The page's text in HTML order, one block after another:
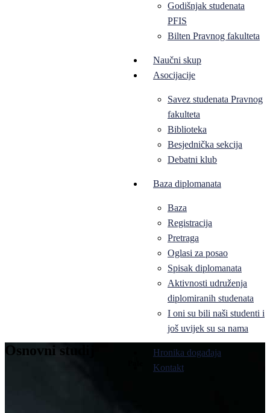
Godišnjak studenata
PFIS
Bilten Pravnog fakulteta
Naučni skup
Asocijacije
Savez studenata Pravnog
fakulteta
Biblioteka
Besjednička sekcija
Debatni klub
Baza diplomanata
Baza
Registracija
Pretraga
Oglasi za posao
Spisak diplomanata
Aktivnosti udruženja
diplomiranih studenata
I oni su bili naši studenti i
još uvijek su sa nama
Hronika događaja
Kontakt
Osnovni studij